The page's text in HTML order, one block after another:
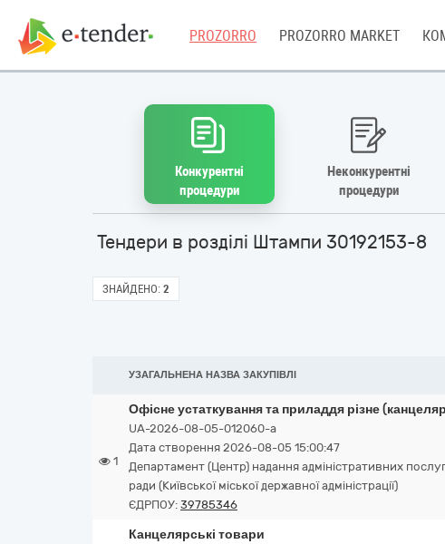
PROZORRO PROZORRO MARKET
Конкурентні
процедури
Неконкурентні
процедури
Тендери в розділі Штампи 30192153-8
ЗНАЙДЕНО: 2
УЗАГАЛЬНЕНА НАЗВА ЗАКУПІВЛІ
1
Офісне устаткування та приладдя різне
UA-2026-08-05-012060-a
Дата створення 2026-08-05 15:00:47
Департамент (Центр) надання адміністративних
ради (Київської міської державної адміністрації)
ЄДРПОУ: 39785346
Канцелярські товари